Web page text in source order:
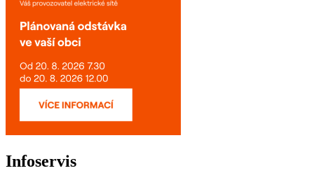
Infoservis